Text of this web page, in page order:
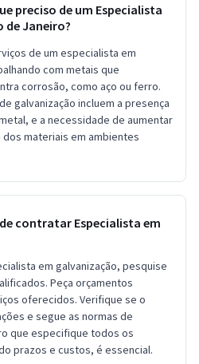
preciso de um Especialista
de Janeiro?
de um especialista em
com metais que
corrosão, como aço ou ferro.
galvanização incluem a presença
e a necessidade de aumentar
materiais em ambientes
contratar Especialista em
em galvanização, pesquise
Peça orçamentos
oferecidos. Verifique se o
e segue as normas de
que especifique todos os
prazos e custos, é essencial.